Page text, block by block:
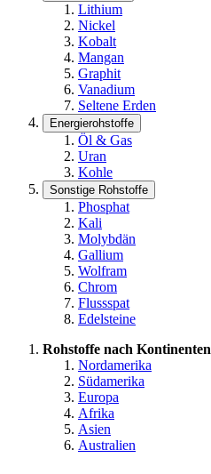
Lithium
Nickel
Kobalt
Mangan
Graphit
Vanadium
Seltene Erden
Energierohstoffe
Öl & Gas
Uran
Kohle
Sonstige Rohstoffe
Phosphat
Kali
Molybdän
Gallium
Wolfram
Chrom
Flussspat
Edelsteine
Rohstoffe nach Kontinenten
Nordamerika
Südamerika
Europa
Afrika
Asien
Australien